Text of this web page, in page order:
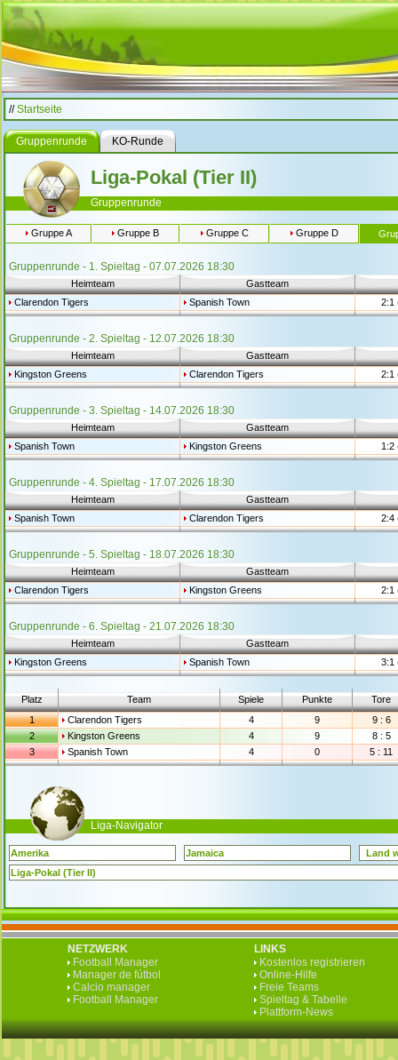
//Startseite
Gruppenrunde KO-Runde
Liga-Pokal (Tier II)
Gruppenrunde
Gruppe A Gruppe B Gruppe C Gruppe D
Gruppenrunde - 1. Spieltag - 07.07.2026 18:30
Heimteam
Gastteam
Clarendon Tigers
Spanish Town 2:1
Gruppenrunde - 2. Spieltag - 12.07.2026 18:30
Heimteam
Gastteam
Kingston Greens
Clarendon Tigers 2:1
Gruppenrunde - 3. Spieltag - 14.07.2026 18:30
Heimteam
Gastteam
Spanish Town
Kingston Greens 1:2
Gruppenrunde - 4. Spieltag - 17.07.2026 18:30
Heimteam
Gastteam
Spanish Town
Clarendon Tigers 2:4
Gruppenrunde - 5. Spieltag - 18.07.2026 18:30
Heimteam
Gastteam
Clarendon Tigers
Kingston Greens 2:1
Gruppenrunde - 6. Spieltag - 21.07.2026 18:30
Heimteam
Gastteam
Kingston Greens
Spanish Town 3:1
Platz Team Spiele Punkte
Tore
1
Clarendon Tigers 4 9
9 : 6
2
Kingston Greens 4 9
8 : 5
3
Spanish Town 4 0 5 : 11
Liga-Navigator
Amerika Jamaica
Land
Liga-Pokal (Tier II)
NETZWERK
Football Manager
Manager de fútbol
Calcio manager
Football Manager
LINKS
Kostenlos registrieren
Online-Hilfe
Freie Teams
Spieltag & Tabelle
Plattform-News